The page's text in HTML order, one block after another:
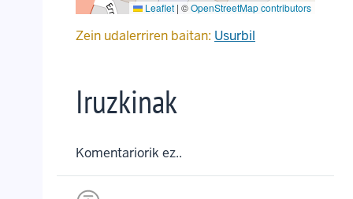
Leaflet | ©OpenStreetMap contributors
Zein udalerriren baitan: Usurbil
Iruzkinak
Komentariorik ez..